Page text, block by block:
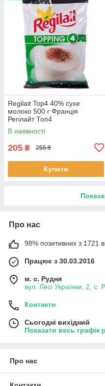
Regilait Top4 40% сухе
молоко 500 г Франція
Регілайт Топ4
В наявності
205 ₴ 255 ₴
Купити
Про нас
98% позитивних з 1721
Працює з 30.03.2016
м. с. Рудня
вул. Лесі Українки, 2, с.
Контакти
Сьогодні вихідний
Показати весь графік
Про нас